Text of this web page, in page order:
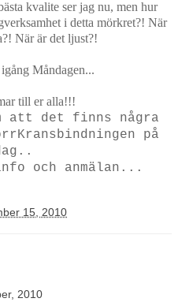
kvalite ser jag nu, men hur
i detta mörkret?! När
När är det ljust?!
Måndagen...
till er alla!!!
att det finns några
på
och anmälan...
15, 2010
2010